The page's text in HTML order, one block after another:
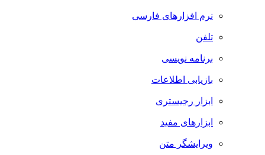
نرم افزارهای فارسی
تلفن
برنامه نویسی
بازیابی اطلاعات
ابزار رجیستری
ابزارهای مفید
ویرایشگر متن